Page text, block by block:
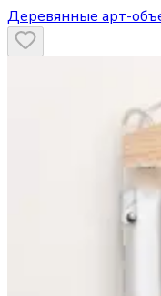
Деревянные арт-